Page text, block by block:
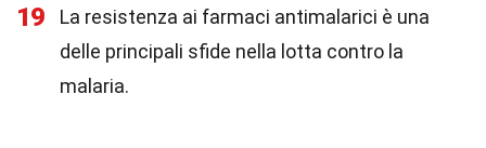
19
La resistenza ai farmaci antimalarici è una
delle principali sfide nella lotta contro la
malaria.